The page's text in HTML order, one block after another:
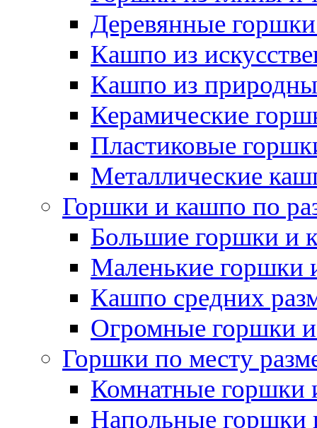
Деревянные
Кашпо из
Кашпо из
Керамические
Пластиковые
Металлические
Горшки и кашпо по
Большие горшки и
Маленькие горшки
Кашпо средних
Огромные горшки
Горшки по месту
Комнатные горшки
Напольные горшки